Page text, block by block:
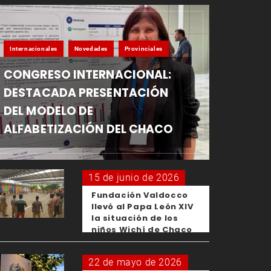
Internacionales Novedades Provinciales
CONGRESO INTERNACIONAL:
DESTACADA PRESENTACIÓN
DEL MODELO DE
ALFABETIZACIÓN DEL CHACO
15 de junio de 2026
Fundación Valdocco
llevó al Papa León XIV
la situación de los
niños Wichí de Chaco
22 de mayo de 2026